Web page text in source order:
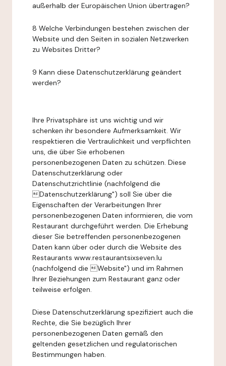
außerhalb der Europäischen Union übertragen?
8 Welche Verbindungen bestehen zwischen der
Website und den Seiten in sozialen Netzwerken
zu Websites Dritter?
9 Kann diese Datenschutzerklärung geändert
werden?
Ihre Privatsphäre ist uns wichtig und wir
schenken ihr besondere Aufmerksamkeit. Wir
respektieren die Vertraulichkeit und verpflichten
uns, die über Sie erhobenen
personenbezogenen Daten zu schützen. Diese
Datenschutzerklärung oder
Datenschutzrichtlinie (nachfolgend die
Datenschutzerklärung") soll Sie über die
Eigenschaften der Verarbeitungen Ihrer
personenbezogenen Daten informieren, die vom
Restaurant durchgeführt werden. Die Erhebung
dieser Sie betreffenden personenbezogenen
Daten kann über oder durch die Website des
Restaurants www.restaurantsixseven.lu
(nachfolgend die Website") und im Rahmen
Ihrer Beziehungen zum Restaurant ganz oder
teilweise erfolgen.
Diese Datenschutzerklärung spezifiziert auch die
Rechte, die Sie bezüglich Ihrer
personenbezogenen Daten gemäß den
geltenden gesetzlichen und regulatorischen
Bestimmungen haben.